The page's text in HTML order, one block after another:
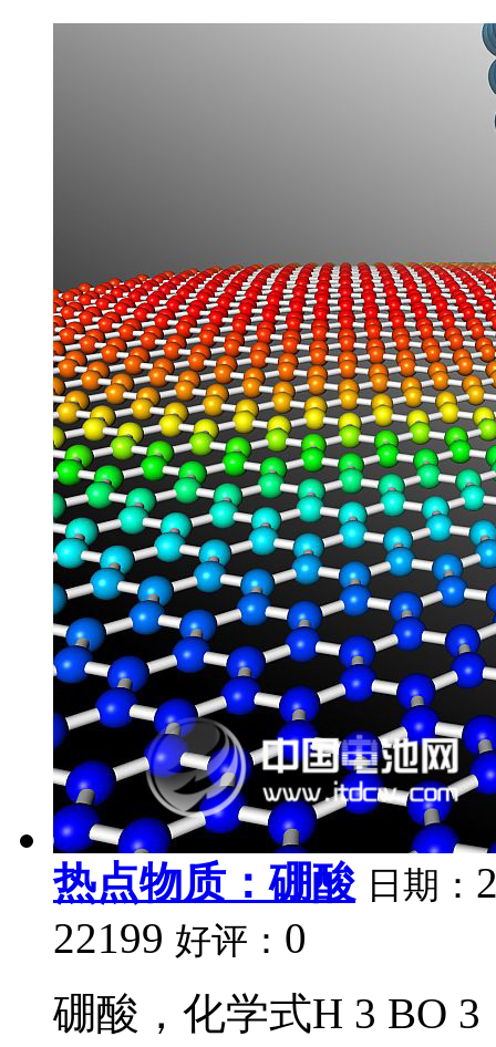
热点物质：硼酸 日期：
22199 好评： 0
硼酸，化学式H 3 BO